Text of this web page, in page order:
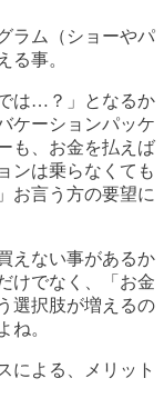
ラム（ショーやパ
る事。
は…？」となるか
ケーションパッケ
も、お金を払えば
ンは乗らなくても
お言う方の要望に
えない事があるか
けでなく、「お金
選択肢が増えるの
ね。
による、メリット